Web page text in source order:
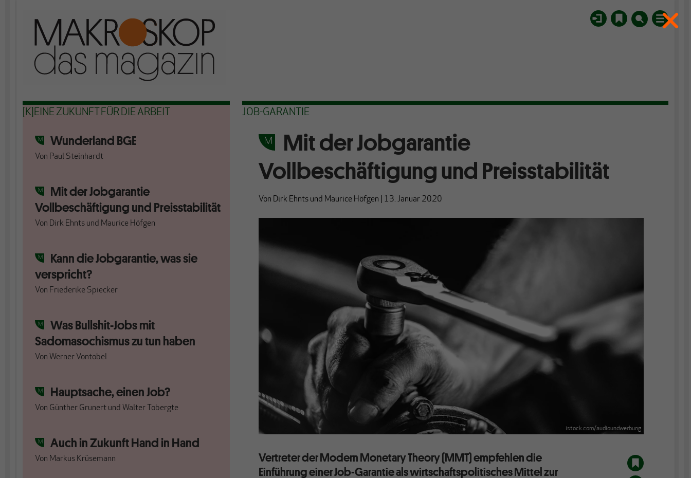
[K]EINE ZUKUNFT FÜR DIE ARBEIT
Wunderland BGE
Von Paul Steinhardt
Mit der Jobgarantie
Vollbeschäftigung und Preisstabilität
Von Dirk Ehnts und Maurice Höfgen
Kann die Jobgarantie, was sie
verspricht?
Von Friederike Spiecker
Was Bullshit-Jobs mit
Sadomasochismus zu tun haben
Von Werner Vontobel
Hauptsache, einen Job?
Von Günther Grunert und Walter Tobergte
Auch in Zukunft Hand in Hand
Von Markus Krüsemann
JOB-GARANTIE
Mit der Jobgarantie
Vollbeschäftigung und Preisstabilität
Von Dirk Ehntsund Maurice Höfgen 13. Januar 2020
istock.com/audioundwerbung
Vertreter der Modern Monetary Theory (MMT) empfehlen die
Einführung einer Job-Garantie als wirtschaftspolitisches Mittel zur